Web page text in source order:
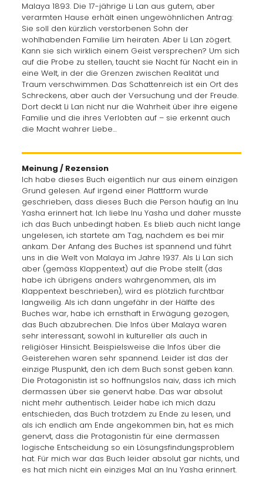
Malaya 1893. Die 17-jährige Li Lan aus gutem, aber
verarmten Hause erhält einen ungewöhnlichen Antrag:
Sie soll den kürzlich verstorbenen Sohn der
wohlhabenden Familie Lim heiraten. Aber Li Lan zögert.
Kann sie sich wirklich einem Geist versprechen? Um sich
auf die Probe zu stellen, taucht sie Nacht für Nacht ein in
eine Welt, in der die Grenzen zwischen Realität und
Traum verschwimmen. Das Schattenreich ist ein Ort des
Schreckens, aber auch der Versuchung und der Freude.
Dort deckt Li Lan nicht nur die Wahrheit über ihre eigene
Familie und die ihres Verlobten auf – sie erkennt auch
die Macht wahrer Liebe…
Meinung / Rezension
Ich habe dieses Buch eigentlich nur aus einem einzigen
Grund gelesen. Auf irgend einer Plattform wurde
geschrieben, dass dieses Buch die Person häufig an Inu
Yasha erinnert hat. Ich liebe Inu Yasha und daher musste
ich das Buch unbedingt haben. Es blieb auch nicht lange
ungelesen, ich startete am Tag, nachdem es bei mir
ankam. Der Anfang des Buches ist spannend und führt
uns in die Welt von Malaya im Jahre 1937. Als Li Lan sich
aber (gemäss Klappentext) auf die Probe stellt (das
habe ich übrigens anders wahrgenommen, als im
Klappentext beschrieben), wird es plötzlich furchtbar
langweilig. Als ich dann ungefähr in der Hälfte des
Buches war, habe ich ernsthaft in Erwägung gezogen,
das Buch abzubrechen. Die Infos über Malaya waren
sehr interessant, sowohl in kultureller als auch in
religiöser Hinsicht. Beispielsweise die Infos über die
Geisterehen waren sehr spannend. Leider ist das der
einzige Pluspunkt, den ich dem Buch sonst geben kann.
Die Protagonistin ist so hoffnungslos naiv, dass ich mich
dermassen über sie genervt habe. Das war absolut
nicht mehr authentisch. Leider habe ich mich dazu
entschieden, das Buch trotzdem zu Ende zu lesen, und
als ich endlich am Ende angekommen bin, hat es mich
genervt, dass die Protagonistin für eine dermassen
logische Entscheidung so ein Lösungsfindungsproblem
hat. Für mich war das Buch leider absolut gar nichts, und
es hat mich nicht ein einziges Mal an Inu Yasha erinnert.